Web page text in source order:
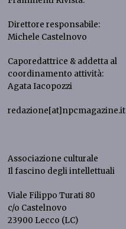
Direttore responsabile:
Michele Castelnovo
Caporedattrice & addetta al
coordinamento attività:
Agata Iacopozzi
redazione[at]npcmagazine.it
Associazione culturale
Il fascino degli intellettuali
Viale Filippo Turati 80
c/o Castelnovo
23900 Lecco (LC)